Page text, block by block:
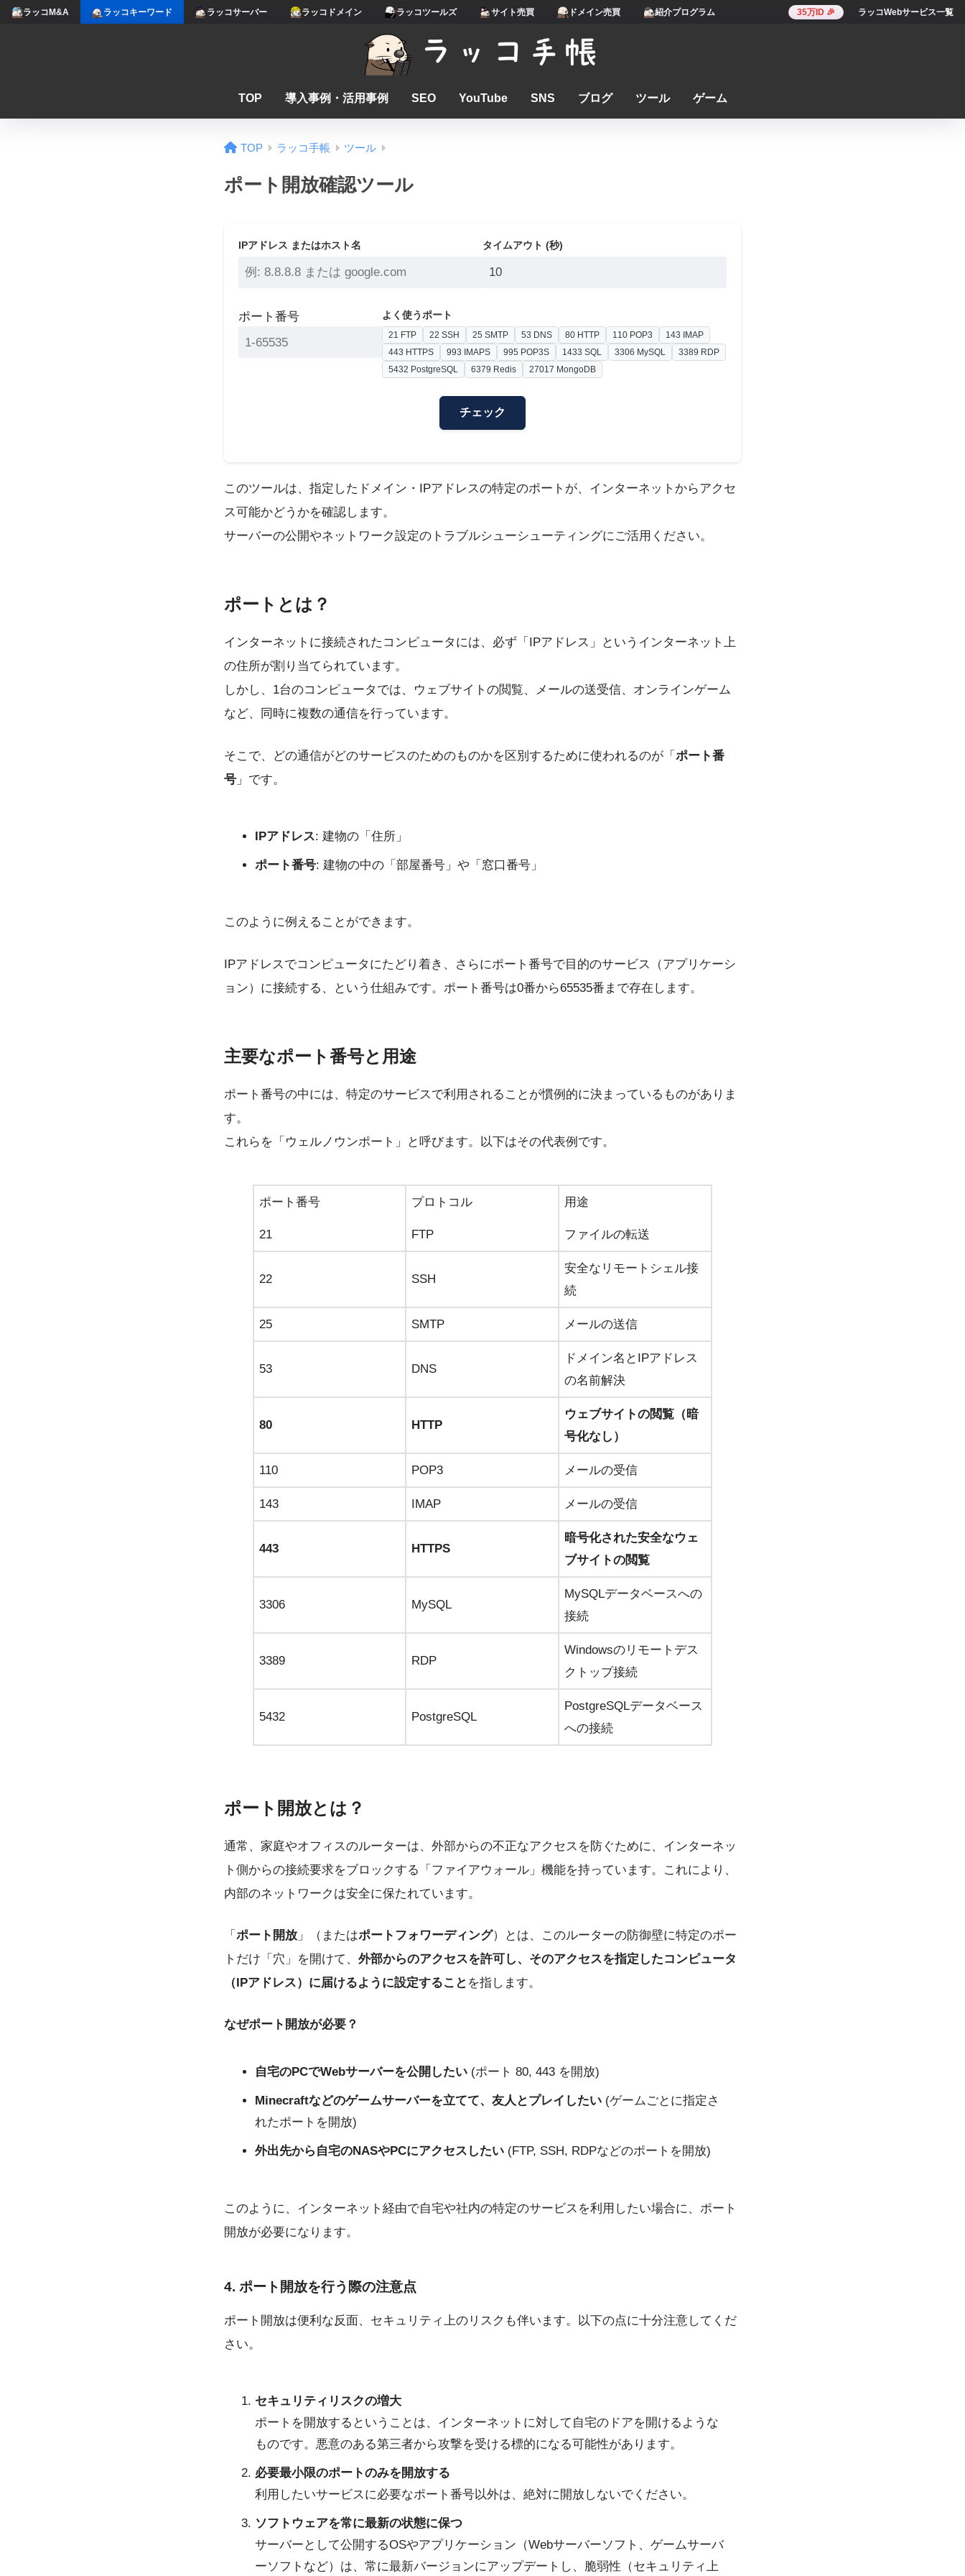
ラッコM&A ラッコキーワード ラッコサーバー ラッコドメイン ラッコツールズ サイト売買 ドメイン売買 紹介プログラム 35万ID 🎉 ラッコWebサービス一覧
TOP 導入事例・活用事例 SEO YouTube SNS ブログ ツール ゲーム
TOP ラッコ手帳 ツール
ポート開放確認ツール
IPアドレス またはホスト名 タイムアウト (秒)
ポート番号 よく使うポート
21 FTP 22 SSH 25 SMTP 53 DNS 80 HTTP 110 POP3
143 IMAP
443 HTTPS
993 IMAPS 995 POP3S 1433 SQL 3306 MySQL
3389 RDP
5432 PostgreSQL
6379 Redis 27017 MongoDB
チェック
このツールは、指定したドメイン・IPアドレスの特定のポートが、インターネットからアクセ
ス可能かどうかを確認します。
サーバーの公開やネットワーク設定のトラブルシューシューティングにご活用ください。
ポートとは？
インターネットに接続されたコンピュータには、必ず「IPアドレス」というインターネット上
の住所が割り当てられています。
しかし、1台のコンピュータでは、ウェブサイトの閲覧、メールの送受信、オンラインゲーム
など、同時に複数の通信を行っています。
そこで、どの通信がどのサービスのためのものかを区別するために使われるのが「 ポート番
号 」です。
IPアドレス: 建物の「住所」
ポート番号: 建物の中の「部屋番号」や「窓口番号」
このように例えることができます。
IPアドレスでコンピュータにたどり着き、さらにポート番号で目的のサービス（アプリケーシ
ョン）に接続する、という仕組みです。ポート番号は0番から65535番まで存在します。
主要なポート番号と用途
ポート番号の中には、特定のサービスで利用されることが慣例的に決まっているものがありま
す。
これらを「ウェルノウンポート」と呼びます。以下はその代表例です。
ポート番号 プロトコル 用途
21 FTP ファイルの転送
22 SSH
安全なリモートシェル接
続
25 SMTP メールの送信
53 DNS
ドメイン名とIPアドレス
の名前解決
80 HTTP
ウェブサイトの閲覧（暗
号化なし）
110 POP3 メールの受信
143 IMAP メールの受信
443 HTTPS
暗号化された安全なウェ
ブサイトの閲覧
3306 MySQL
MySQLデータベースへの
接続
3389 RDP
Windowsのリモートデス
クトップ接続
5432 PostgreSQL
PostgreSQLデータベース
への接続
ポート開放とは？
通常、家庭やオフィスのルーターは、外部からの不正なアクセスを防ぐために、インターネッ
ト側からの接続要求をブロックする「ファイアウォール」機能を持っています。これにより、
内部のネットワークは安全に保たれています。
「 ポート開放 」（またはポートフォワーディング）とは、このルーターの防御壁に特定のポー
トだけ「穴」を開けて、 外部からのアクセスを許可し、そのアクセスを指定したコンピュータ
（IPアドレス）に届けるように設定すること を指します。
なぜポート開放が必要？
自宅のPCでWebサーバーを公開したい(ポート 80, 443 を開放)
Minecraftなどのゲームサーバーを立てて、友人とプレイしたい(ゲームごとに指定さ
れたポートを開放)
外出先から自宅のNASやPCにアクセスしたい(FTP, SSH, RDPなどのポートを開放)
このように、インターネット経由で自宅や社内の特定のサービスを利用したい場合に、ポート
開放が必要になります。
4. ポート開放を行う際の注意点
ポート開放は便利な反面、セキュリティ上のリスクも伴います。以下の点に十分注意してくだ
さい。
セキュリティリスクの増大
ポートを開放するということは、インターネットに対して自宅のドアを開けるような
ものです。悪意のある第三者から攻撃を受ける標的になる可能性があります。
必要最小限のポートのみを開放する
利用したいサービスに必要なポート番号以外は、絶対に開放しないでください。
ソフトウェアを常に最新の状態に保つ
サーバーとして公開するOSやアプリケーション（Webサーバーソフト、ゲームサーバ
ーソフトなど）は、常に最新バージョンにアップデートし、脆弱性（セキュリティ上